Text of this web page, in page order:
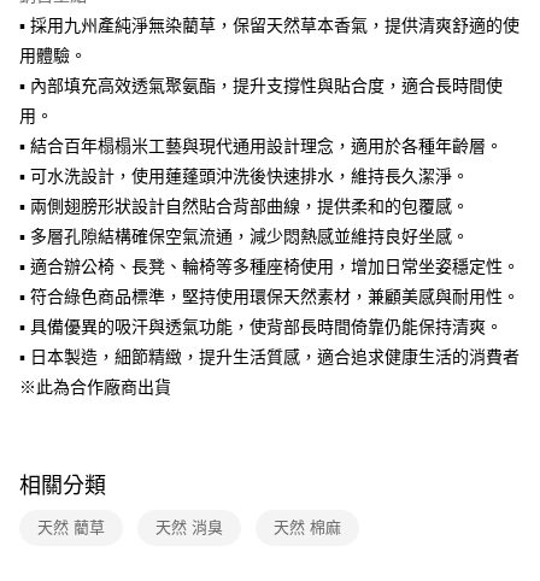
1.分期款項不併入電信帳單，「大哥付你分期」於每月結算日後寄送繳費提
醒簡訊。
2.透過簡訊連結打開帳單後，可選擇「超商條碼／台灣大直營門市／銀行轉
帳／街口支付／iPASS MONEY」等通路繳費。
【注意事項】
1.本服務係由「台灣大哥大股份有限公司」（以下簡稱本公司）所提供，讓
用戶於交易時，得透過本服務購買商品或服務，並由商店將買賣／分期付款
買賣價金債權讓與本公司後，依約使用本公司帳單繳交帳款。
2.基於同意付款使用「大哥付你分期」之契約關係目的，商店將以您的個人
由本公司與您本人進行分期帳單所需資料之確認、核對及更正。
3.完整用戶服務條款，請詳閱以下連結：https://oppay.tw/userRule
▪ 採用九州產純淨無染藺草，保留天然草本香氣，提供清爽舒適的使
用體驗。
▪ 內部填充高效透氣聚氨酯，提升支撐性與貼合度，適合長時間使
用。
▪ 結合百年榻榻米工藝與現代通用設計理念，適用於各種年齡層。
▪ 可水洗設計，使用蓮蓬頭沖洗後快速排水，維持長久潔淨。
▪ 兩側翅膀形狀設計自然貼合背部曲線，提供柔和的包覆感。
▪ 多層孔隙結構確保空氣流通，減少悶熱感並維持良好坐感。
▪ 適合辦公椅、長凳、輪椅等多種座椅使用，增加日常坐姿穩定性。
▪ 符合綠色商品標準，堅持使用環保天然素材，兼顧美感與耐用性。
▪ 具備優異的吸汗與透氣功能，使背部長時間倚靠仍能保持清爽。
▪ 日本製造，細節精緻，提升生活質感，適合追求健康生活的消費者
※此為合作廠商出貨
相關分類
天然 藺草 天然 消臭 天然 棉麻